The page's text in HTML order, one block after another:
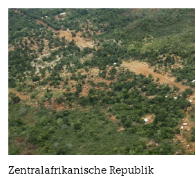
Zentralafrikanische Republik